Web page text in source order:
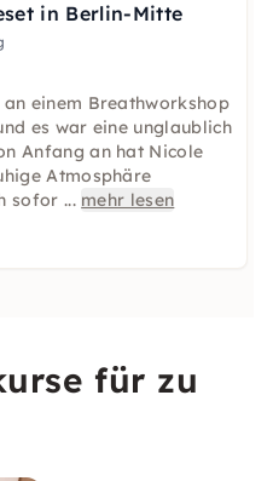
in Berlin-Mitte
einem Breathworkshop
es war eine unglaublich
Anfang an hat Nicole
Atmosphäre
sofor ... mehr lesen
für zu